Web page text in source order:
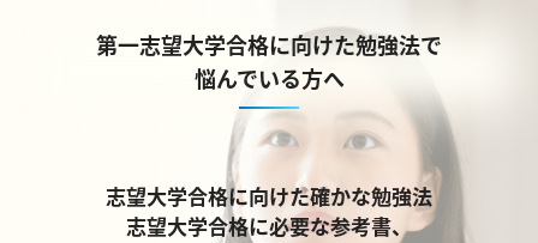
第一志望大学合格に向けた勉強法で
悩んでいる方へ
志望大学合格に向けた確かな勉強法
志望大学合格に必要な参考書、